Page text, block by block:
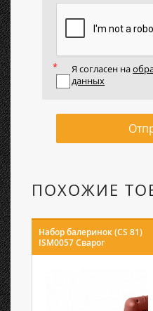
Я согласен на
данных
ПОХОЖИЕ
Набор балеринок (CS 81)
ISM0057 Сварог